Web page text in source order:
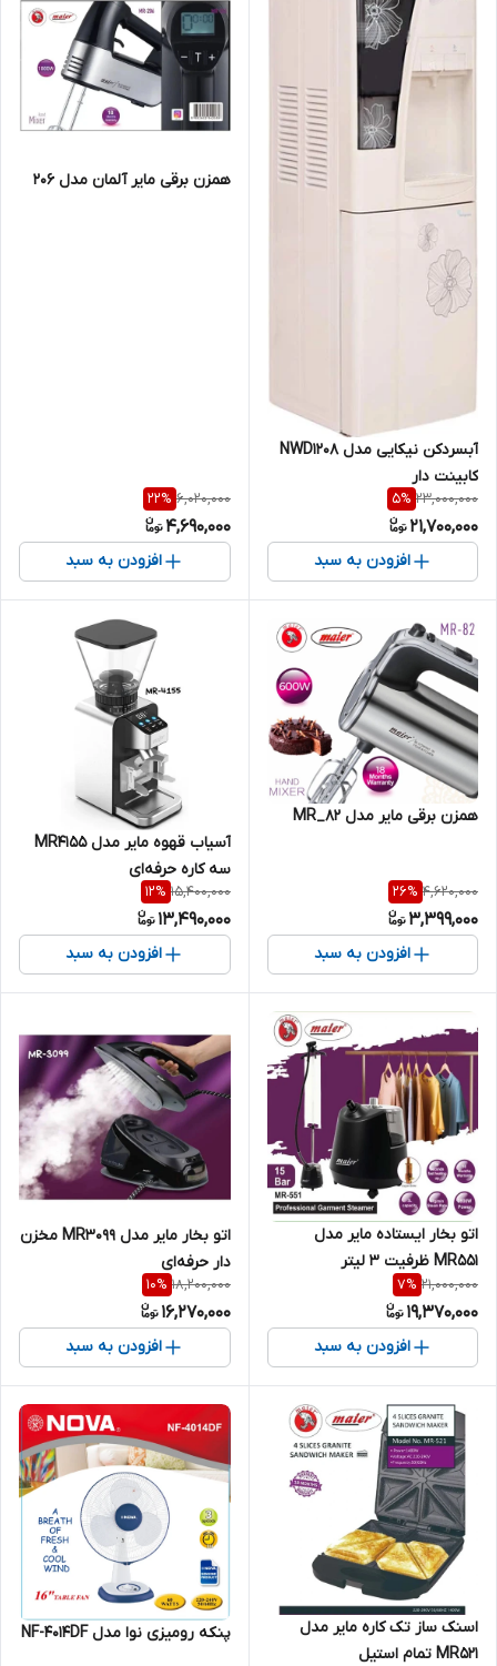
آبسردکن نیکایی مدل NWD1208
کابینت دار
23,000,000
5%
21,700,000
افزودن به سبد
همزن برقی مایر آلمان مدل 206
6,020,000
22%
4,690,000
افزودن به سبد
همزن برقی مایر مدل MR_82
4,620,000
26%
3,399,000
افزودن به سبد
آسیاب قهوه مایر مدل MR4155
سه کاره حرفه‌ای
15,400,000
12%
13,490,000
افزودن به سبد
اتو بخار ایستاده مایر مدل
MR551 ظرفیت ۳ لیتر
21,000,000
7%
19,370,000
افزودن به سبد
اتو بخار مایر مدل MR3099 مخزن
دار حرفه‌ای
18,200,000
10%
16,270,000
افزودن به سبد
اسنک ساز تک کاره مایر مدل
MR521 تمام استیل
پنکه رومیزی نوا مدل NF-4014DF